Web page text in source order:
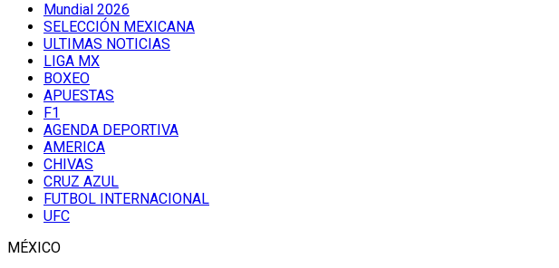
Mundial 2026
SELECCIÓN MEXICANA
ULTIMAS NOTICIAS
LIGA MX
BOXEO
APUESTAS
F1
AGENDA DEPORTIVA
AMERICA
CHIVAS
CRUZ AZUL
FUTBOL INTERNACIONAL
UFC
MÉXICO